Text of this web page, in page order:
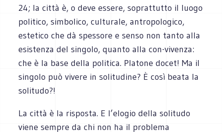
24; la città è, o deve essere, soprattutto il luogo
politico, simbolico, culturale, antropologico,
estetico che dà spessore e senso non tanto alla
esistenza del singolo, quanto alla con-vivenza:
che è la base della politica. Platone docet! Ma il
singolo può vivere in solitudine? È così beata la
solitudo?!
La città è la risposta. E l’elogio della solitudo
viene sempre da chi non ha il problema